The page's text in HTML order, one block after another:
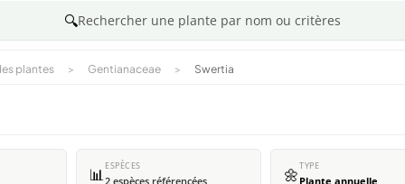
🔍Rechercher une plante par nom ou critères
plantes > Gentianaceae > Swertia
📊 ESPÈCES
2 espèces référencées 🌼TYPE
Plante annuelle